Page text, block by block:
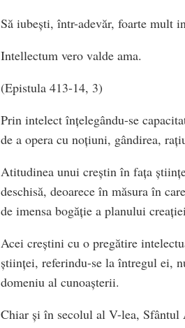
Să iubești, într-adevăr, foarte mult
Intellectum vero valde ama.
(Epistula 413-14, 3)
Prin intelect înțelegându-se
de a opera cu noțiuni, gândirea,
Atitudinea unui creștin în fața
deschisă, deoarece în măsura în
de imensa bogăție a planului
Acei creștini cu o pregătire
științei, referindu-se la întregul ei,
domeniu al cunoașterii.
Chiar și în secolul al V-lea, Sfântul